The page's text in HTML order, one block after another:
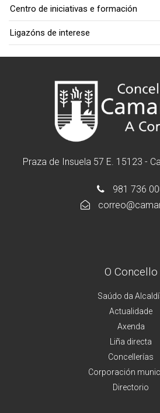
Centro de iniciativas e formación
Ligazóns de interese
Praza de Insuela 57 E. 15123 -
981 736
O Concello
Saúdo da
Actualidade
Axenda
Liña directa
Concellerías
Corporación
Directorio